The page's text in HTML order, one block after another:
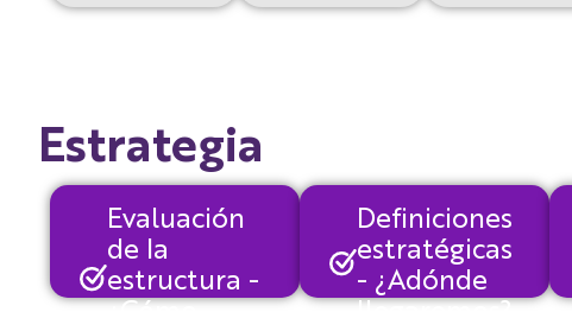
Estrategia
Evaluación
de la
estructura -
Definiciones
estratégicas
- ¿Adónde